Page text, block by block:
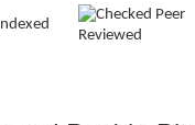
Peer
Reviewed